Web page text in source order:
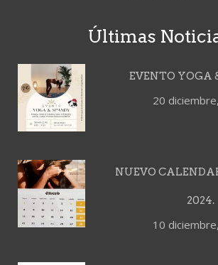
Últimas
EVENTO YOGA
20
NUEVO
2024.
10